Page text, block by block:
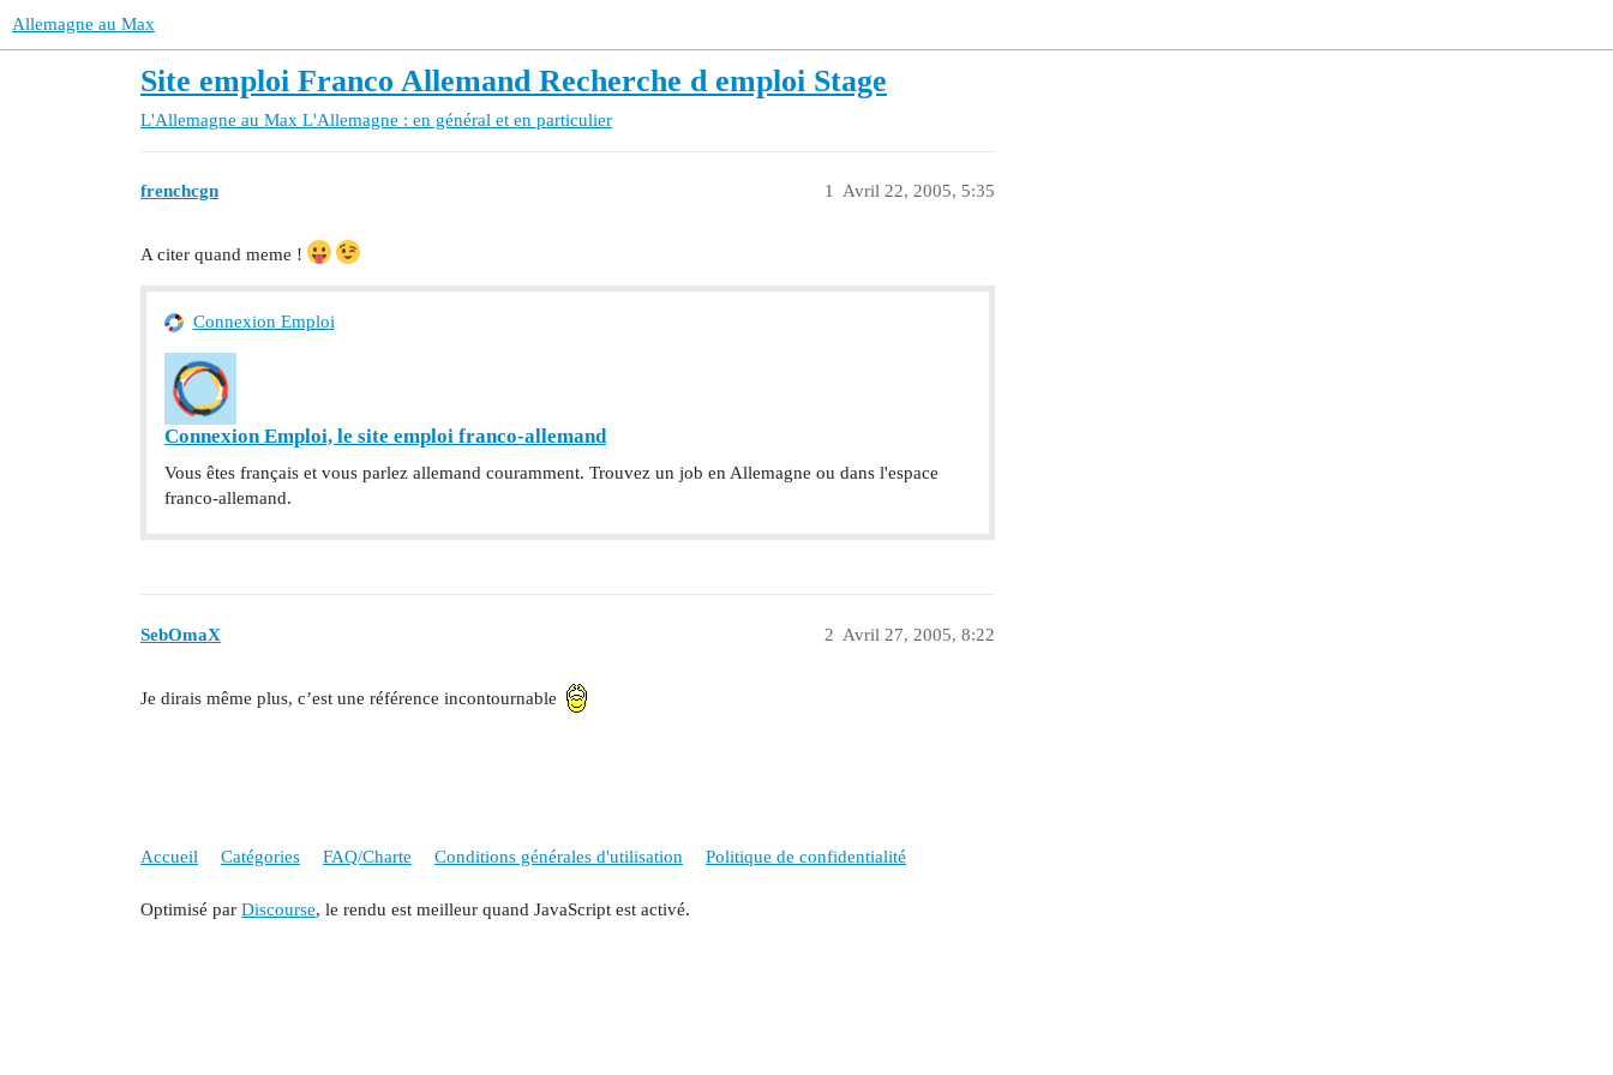
Allemagne au Max
Site emploi Franco Allemand Recherche d emploi Stage
L'Allemagne au Max L'Allemagne : en général et en particulier
frenchcgn Avril 22, 2005, 5:35
1
A citer quand meme !
Connexion Emploi
Connexion Emploi, le site emploi franco-allemand
Vous êtes français et vous parlez allemand couramment. Trouvez un job en Allemagne ou dans l'espace
franco-allemand.
SebOmaX Avril 27, 2005, 8:22
2
Je dirais même plus, c’est une référence incontournable
Accueil Catégories FAQ/Charte Conditions générales d'utilisation Politique de confidentialité
Optimisé par Discourse, le rendu est meilleur quand JavaScript est activé.